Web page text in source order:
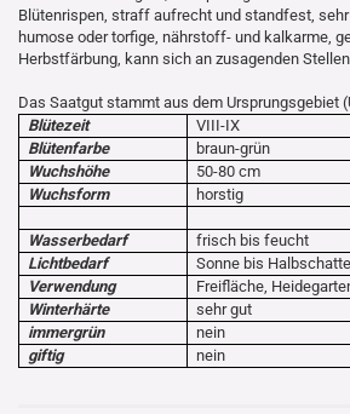
Blütenrispen, straff aufrecht und standfest,
humose oder torfige, nährstoff- und kalkarme,
Herbstfärbung, kann sich an zusagenden
Das Saatgut stammt aus dem Ursprungsgebiet
Blütezeit
VIII-IX
Blütenfarbe
braun-grün
Wuchshöhe
50-80 cm
Wuchsform
horstig
Wasserbedarf
frisch bis feucht
Lichtbedarf
Sonne bis
Verwendung
Freifläche,
Winterhärte
sehr gut
immergrün
nein
giftig
nein